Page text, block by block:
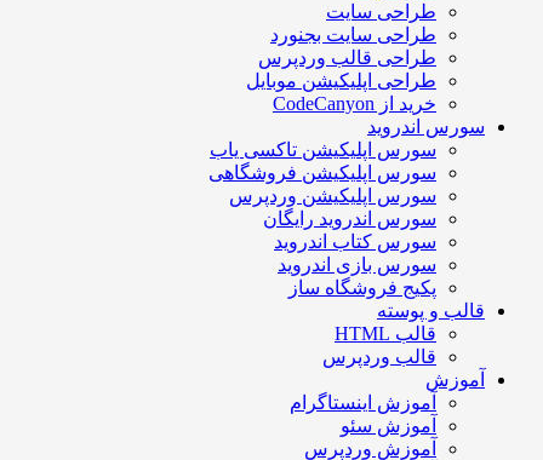
طراحی سایت
طراحی سایت بجنورد
طراحی قالب وردپرس
طراحی اپلیکیشن موبایل
خرید از CodeCanyon
سورس اندروید
سورس اپلیکیشن تاکسی یاب
سورس اپلیکیشن فروشگاهی
سورس اپلیکیشن وردپرس
سورس اندروید رایگان
سورس کتاب اندروید
سورس بازی اندروید
پکیج فروشگاه ساز
قالب و پوسته
قالب HTML
قالب وردپرس
آموزش
آموزش اینستاگرام
آموزش سئو
آموزش وردپرس